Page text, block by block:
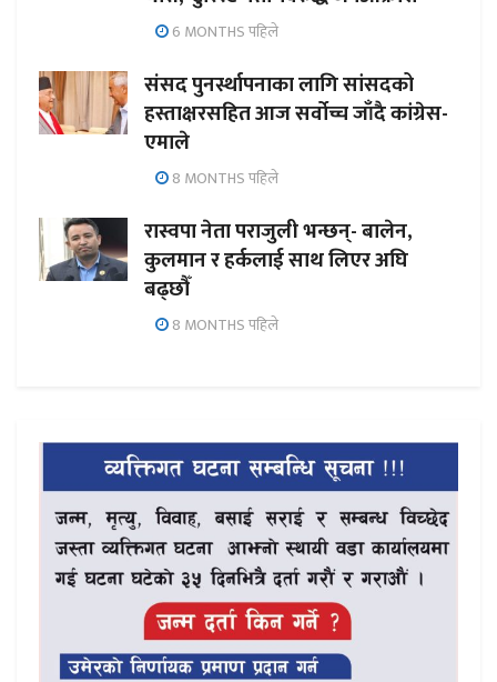
6 MONTHS पहिले
संसद पुनर्स्थापनाका लागि सांसदको
हस्ताक्षरसहित आज सर्वोच्च जाँदै कांग्रेस-
एमाले
8 MONTHS पहिले
रास्वपा नेता पराजुली भन्छन्- बालेन,
कुलमान र हर्कलाई साथ लिएर अघि
बढ्छौँ
8 MONTHS पहिले